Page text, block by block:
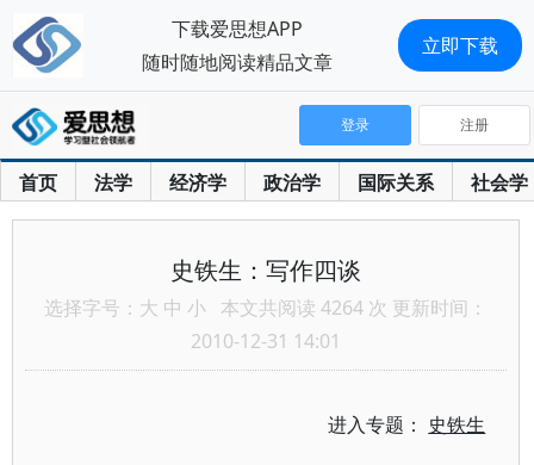
首页 法学 经济学 政治学 国际关系 社会学
登录 注册
史铁生：写作四谈
选择字号： 大 中 小 本文共阅读 4264 次 更新时间：
2010-12-31 14:01
进入专题： 史铁生
下载爱思想APP
随时随地阅读精品文章
立即下载